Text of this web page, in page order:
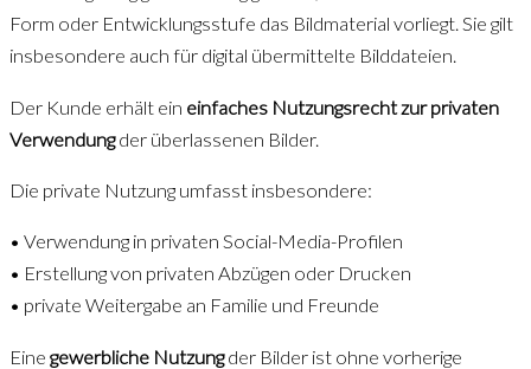
Form oder Entwicklungsstufe das Bildmaterial vorliegt. Sie gilt
insbesondere auch für digital übermittelte Bilddateien.
Der Kunde erhält ein einfaches Nutzungsrecht zur privaten
Verwendungder überlassenen Bilder.
Die private Nutzung umfasst insbesondere:
• Verwendung in privaten Social-Media-Profilen
• Erstellung von privaten Abzügen oder Drucken
• private Weitergabe an Familie und Freunde
Eine gewerbliche Nutzungder Bilder ist ohne vorherige